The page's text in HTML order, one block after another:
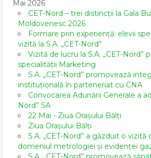
Mai 2026
CET-Nord – trei distincții la Gala
Moldovenesc 2026
Formare prin experiență: elevii
vizită la S.A. „CET-Nord”
Vizită de lucru la S.A. „CET-Nord”
specialității Marketing
S.A. „CET-Nord” promovează
instituțională în parteneriat cu CNA
Convocarea Adunării Generale a
Nord” SA
22 Mai - Ziua Orașului Bălți
Ziua Orașului Bălți
S.A. „CET-Nord” a găzduit o vizită
domeniul metrologiei și evidenței